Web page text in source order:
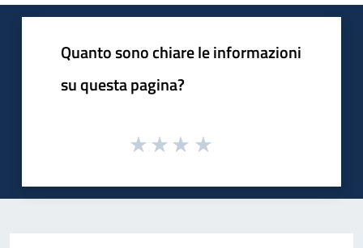
Quanto sono chiare le informazioni
su questa pagina?